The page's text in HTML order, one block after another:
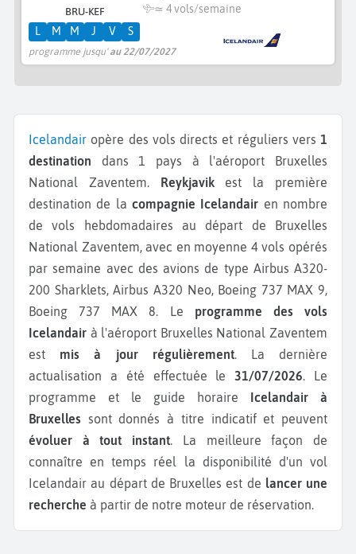
BRU-KEF ≃ 4 vols/semaine
programme jusqu'au 22/07/2027
L M M J V S
Icelandair opère des vols directs et réguliers vers 1
destination dans 1 pays à l'aéroport Bruxelles
National Zaventem. Reykjavikest la première
destination de la compagnie Icelandair en nombre
de vols hebdomadaires au départ de Bruxelles
National Zaventem, avec en moyenne 4 vols opérés
par semaine avec des avions de type Airbus A320-
200 Sharklets, Airbus A320 Neo, Boeing 737 MAX 9,
Boeing 737 MAX 8. Le programme des vols
Icelandair à l'aéroport Bruxelles National Zaventem
est mis à jour régulièrement. La dernière
actualisation a été effectuée le31/07/2026. Le
programme et le guide horaire Icelandair à
Bruxelles sont donnés à titre indicatif et peuvent
évoluer à tout instant. La meilleure façon de
connaître en temps réel la disponibilité d'un vol
Icelandair au départ de Bruxelles est de lancer une
recherche à partir de notre moteur de réservation.